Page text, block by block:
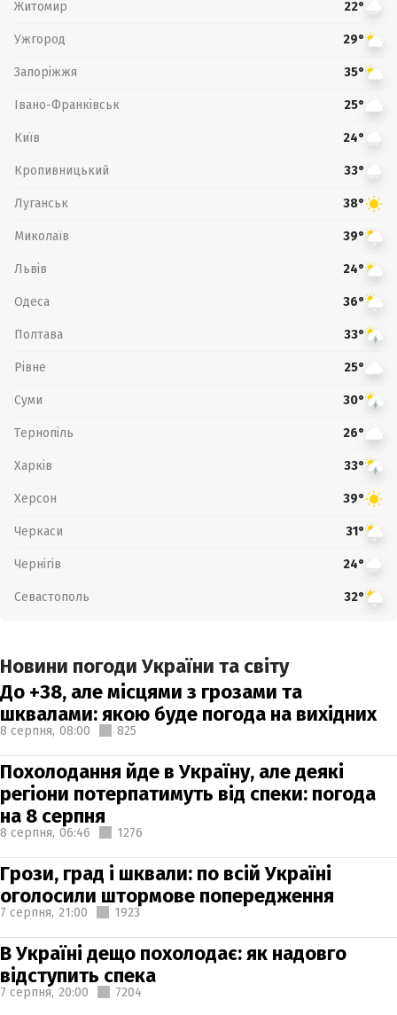
Житомир 22°
Ужгород 29°
Запоріжжя 35°
Івано-Франківськ 25°
Київ 24°
Кропивницький 33°
Луганськ 38°
Миколаїв 39°
Львів 24°
Одеса 36°
Полтава 33°
Рівне 25°
Суми 30°
Тернопіль 26°
Харків 33°
Херсон 39°
Черкаси 31°
Чернігів 24°
Севастополь 32°
Новини погоди України та світу
До +38, але місцями з грозами та
шквалами: якою буде погода на вихідних
8 серпня, 08:00 825
Похолодання йде в Україну, але деякі
регіони потерпатимуть від спеки: погода
на 8 серпня
8 серпня, 06:46 1276
Грози, град і шквали: по всій Україні
оголосили штормове попередження
7 серпня, 21:00 1923
В Україні дещо похолодає: як надовго
відступить спека
7 серпня, 20:00 7204